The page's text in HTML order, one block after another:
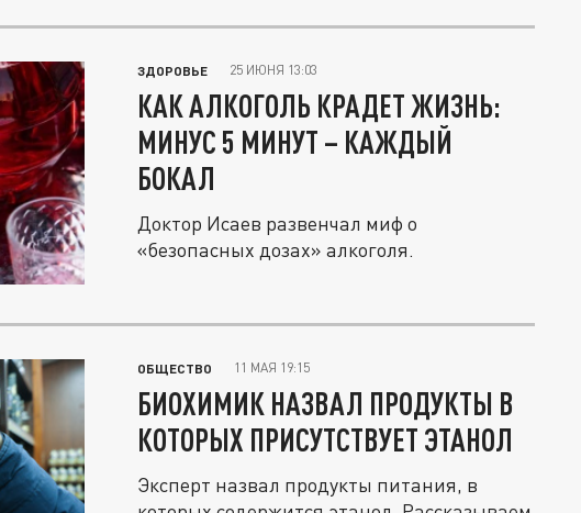
ЗДОРОВЬЕ 25 ИЮНЯ 13:03
КАК АЛКОГОЛЬ КРАДЕТ ЖИЗНЬ:
МИНУС 5 МИНУТ – КАЖДЫЙ
БОКАЛ
Доктор Исаев развенчал миф о
«безопасных дозах» алкоголя.
ОБЩЕСТВО 11 МАЯ 19:15
БИОХИМИК НАЗВАЛ ПРОДУКТЫ В
КОТОРЫХ ПРИСУТСТВУЕТ ЭТАНОЛ
Эксперт назвал продукты питания, в